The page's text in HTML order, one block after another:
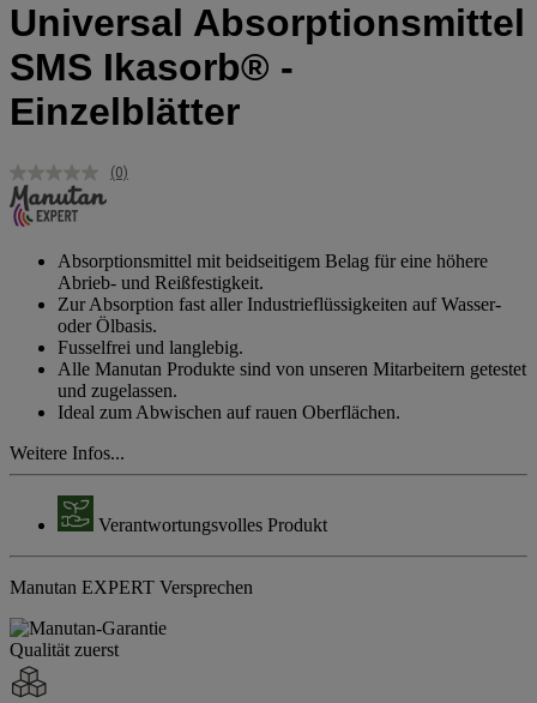
Universal Absorptionsmittel
SMS Ikasorb® -
Einzelblätter
Kein
derselben
Seite.
(0)
Absorptionsmittel mit beidseitigem Belag für eine höhere
Abrieb- und Reißfestigkeit.
Zur Absorption fast aller Industrieflüssigkeiten auf Wasser-
oder Ölbasis.
Fusselfrei und langlebig.
Alle Manutan Produkte sind von unseren Mitarbeitern getestet
und zugelassen.
Ideal zum Abwischen auf rauen Oberflächen.
Weitere Infos...
Verantwortungsvolles Produkt
Manutan EXPERT Versprechen
Qualität zuerst